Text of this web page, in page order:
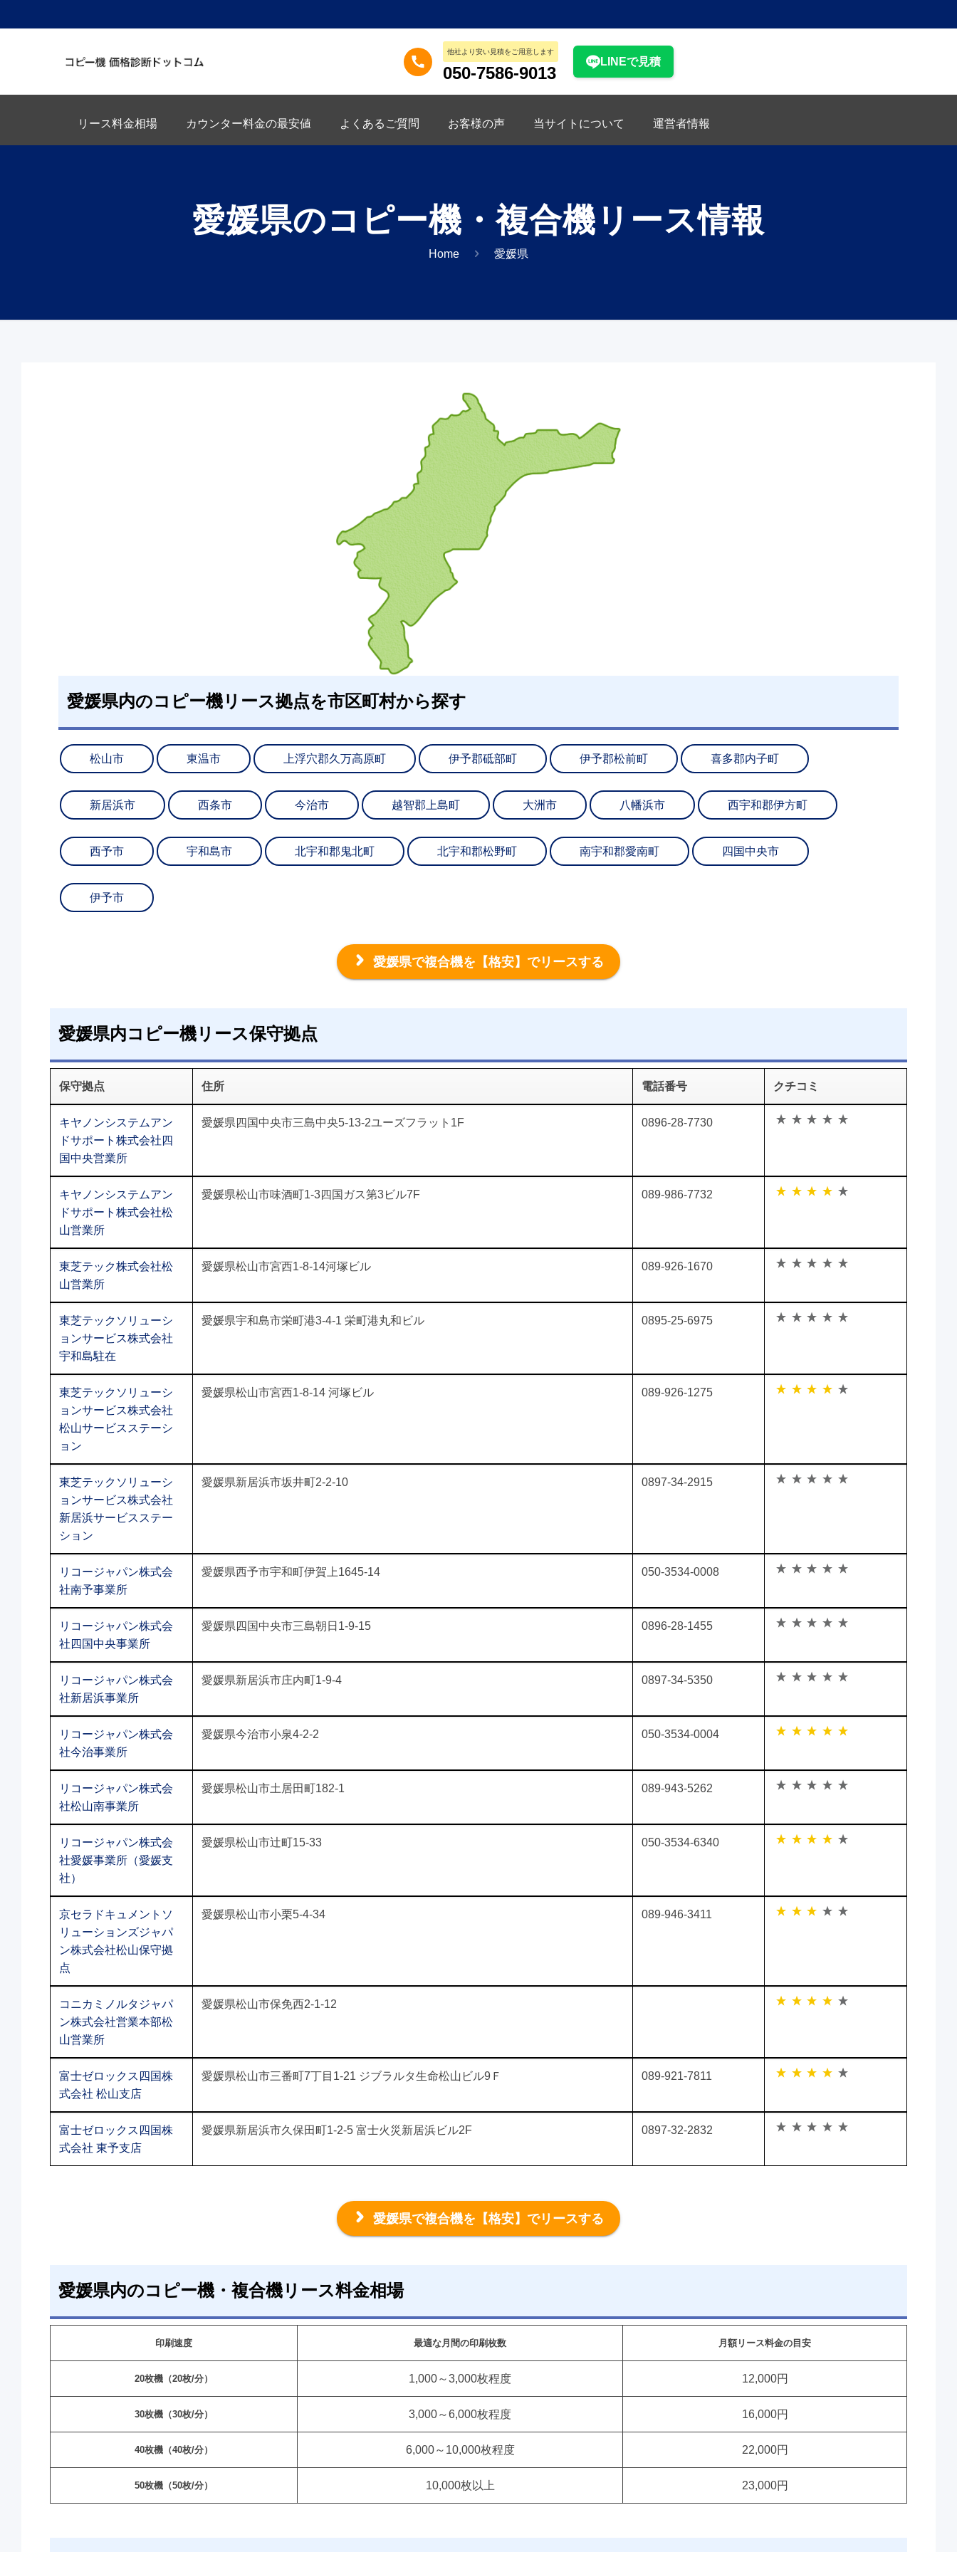
他社より安い見積をご用意します
050-7586-9013
LINEで見積
リース料金相場 カウンター料金の最安値 よくあるご質問 お客様の声 当サイトについて 運営者情報
愛媛県のコピー機・複合機リース情報
Home 愛媛県
愛媛県内のコピー機リース拠点を市区町村から探す
松山市 東温市 上浮穴郡久万高原町 伊予郡砥部町 伊予郡松前町 喜多郡内子町
新居浜市 西条市 今治市 越智郡上島町 大洲市 八幡浜市 西宇和郡伊方町
西予市 宇和島市 北宇和郡鬼北町 北宇和郡松野町 南宇和郡愛南町 四国中央市
伊予市
愛媛県で複合機を 【格安】でリースする
愛媛県内コピー機リース保守拠点
保守拠点 住所 電話番号 クチコミ
キヤノンシステムアン
ドサポート株式会社四
国中央営業所
愛媛県四国中央市三島中央5-13-2ユーズフラット1F 0896-28-7730
キヤノンシステムアン
ドサポート株式会社松
山営業所
愛媛県松山市味酒町1-3四国ガス第3ビル7F 089-986-7732
東芝テック株式会社松
山営業所
愛媛県松山市宮西1-8-14河塚ビル 089-926-1670
東芝テックソリューシ
ョンサービス株式会社
宇和島駐在
愛媛県宇和島市栄町港3-4-1 栄町港丸和ビル 0895-25-6975
東芝テックソリューシ
ョンサービス株式会社
松山サービスステーシ
ョン
愛媛県松山市宮西1-8-14 河塚ビル 089-926-1275
東芝テックソリューシ
ョンサービス株式会社
新居浜サービスステー
ション
愛媛県新居浜市坂井町2-2-10 0897-34-2915
リコージャパン株式会
社南予事業所
愛媛県西予市宇和町伊賀上1645-14 050-3534-0008
リコージャパン株式会
社四国中央事業所
愛媛県四国中央市三島朝日1-9-15 0896-28-1455
リコージャパン株式会
社新居浜事業所
愛媛県新居浜市庄内町1-9-4 0897-34-5350
リコージャパン株式会
社今治事業所
愛媛県今治市小泉4-2-2 050-3534-0004
リコージャパン株式会
社松山南事業所
愛媛県松山市土居田町182-1 089-943-5262
リコージャパン株式会
社愛媛事業所（愛媛支
社）
愛媛県松山市辻町15-33 050-3534-6340
京セラドキュメントソ
リューションズジャパ
ン株式会社松山保守拠
点
愛媛県松山市小栗5-4-34 089-946-3411
コニカミノルタジャパ
ン株式会社営業本部松
山営業所
愛媛県松山市保免西2-1-12
富士ゼロックス四国株
式会社 松山支店
愛媛県松山市三番町7丁目1-21 ジブラルタ生命松山ビル9Ｆ 089-921-7811
富士ゼロックス四国株
式会社 東予支店
愛媛県新居浜市久保田町1-2-5 富士火災新居浜ビル2F 0897-32-2832
愛媛県で複合機を 【格安】でリースする
愛媛県内のコピー機・複合機リース料金相場
印刷速度 最適な月間の印刷枚数 月額リース料金の目安
20枚機（20枚/分） 1,000～3,000枚程度 12,000円
30枚機（30枚/分） 3,000～6,000枚程度 16,000円
40枚機（40枚/分） 6,000～10,000枚程度 22,000円
50枚機（50枚/分） 10,000枚以上 23,000円